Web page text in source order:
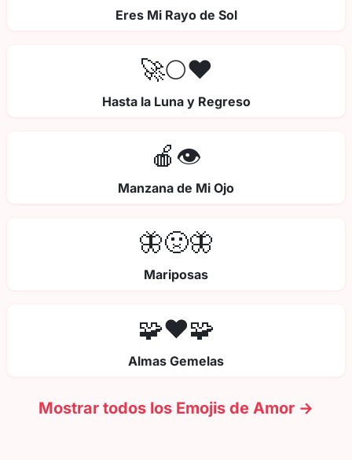
Eres Mi Rayo de Sol
🚀🌕❤️
Hasta la Luna y Regreso
🍎👁️
Manzana de Mi Ojo
🦋🤢🦋
Mariposas
🧩❤️🧩
Almas Gemelas
Mostrar todos los Emojis de Amor →